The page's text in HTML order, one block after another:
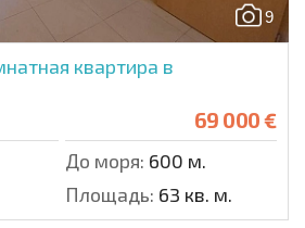
9
квартира в
69 000 €
До моря: 600 м.
Площадь: 63 кв. м.